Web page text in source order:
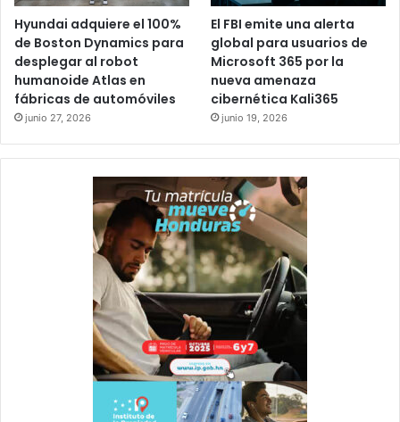
Hyundai adquiere el 100%
de Boston Dynamics para
desplegar al robot
humanoide Atlas en
fábricas de automóviles
junio 27, 2026
El FBI emite una alerta
global para usuarios de
Microsoft 365 por la
nueva amenaza
cibernética Kali365
junio 19, 2026